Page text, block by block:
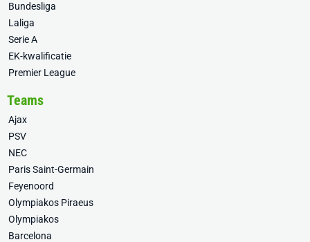
Bundesliga
Laliga
Serie A
EK-kwalificatie
Premier League
Teams
Ajax
PSV
NEC
Paris Saint-Germain
Feyenoord
Olympiakos Piraeus
Olympiakos
Barcelona